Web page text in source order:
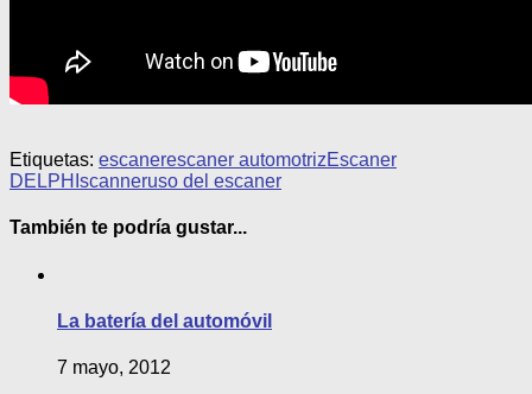
Etiquetas: escanerescaner automotrizEscaner
DELPHI scanneruso del escaner
También te podría gustar...
La batería del automóvil
7 mayo, 2012